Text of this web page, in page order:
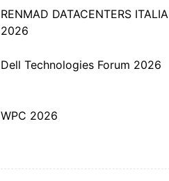
RENMAD DATACENTERS ITALIA
2026
Dell Technologies Forum 2026
WPC 2026